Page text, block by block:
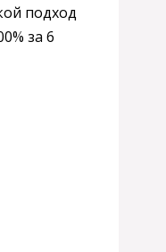
подход
за 6